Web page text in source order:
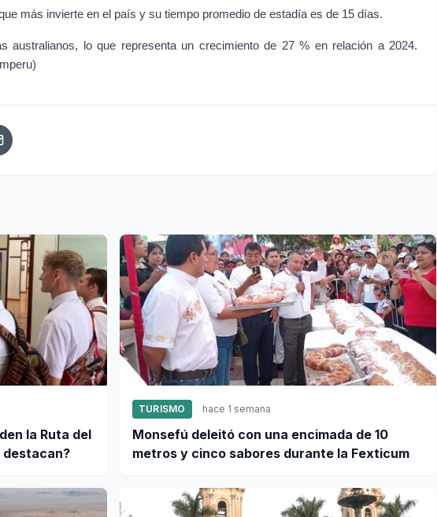
más invierte en el país y su tiempo promedio de estadía es de 15 días.
australianos, lo que representa un crecimiento de 27 % en relación a 2024.
la Ruta del
destacan?
TURISMO hace 1 semana
Monsefú deleitó con una encimada de 10
metros y cinco sabores durante la Fexticum